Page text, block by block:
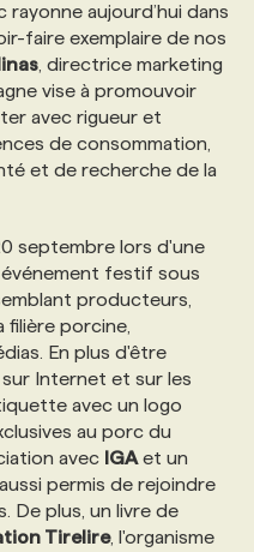
aujourd’hui dans
faire exemplaire de nos
, directrice marketing
vise à promouvoir
avec rigueur et
de consommation,
et de recherche de la
septembre lors d'une
festif sous
producteurs,
filière porcine,
En plus d'être
sur Internet et sur les
avec un logo
au porc du
avec IGA et un
permis de rejoindre
De plus, un livre de
Tirelire, l'organisme